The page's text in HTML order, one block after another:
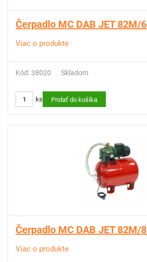
Čerpadlo MC DAB JET 82M/
Viac o produkte
Kód: 38020 Skladom
ks Pridať do košíka
Čerpadlo MC DAB JET 82M/
Viac o produkte